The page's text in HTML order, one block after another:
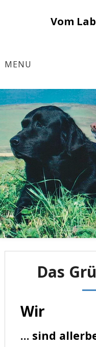
content
Vom
MENU
Geschichte – Wesen –
Das
Wir
… sind